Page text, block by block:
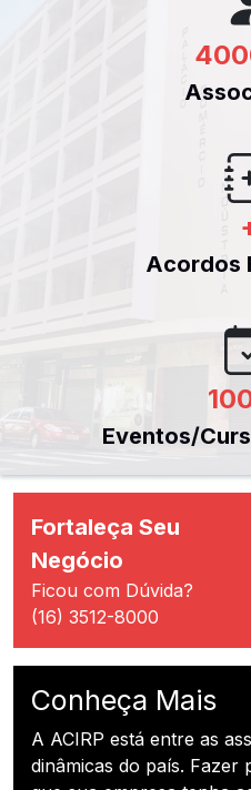
Acordos
Eventos/
Fortaleça Seu
Negócio
Ficou com Dúvida?
(16) 3512-8000
Conheça Mais
A ACIRP está entre as
dinâmicas do país. Fazer